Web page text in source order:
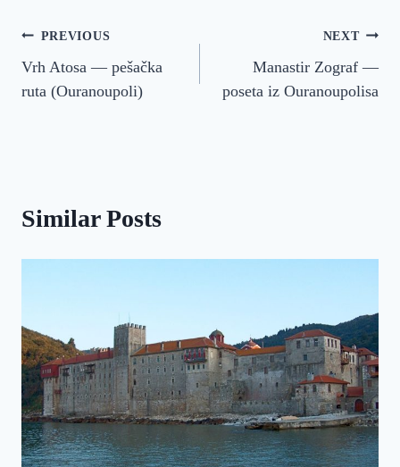
Кретање
чланка
PREVIOUS
Vrh Atosa — pešačka
ruta (Ouranoupoli)
NEXT
Manastir Zograf —
poseta iz Ouranoupolisa
Similar Posts